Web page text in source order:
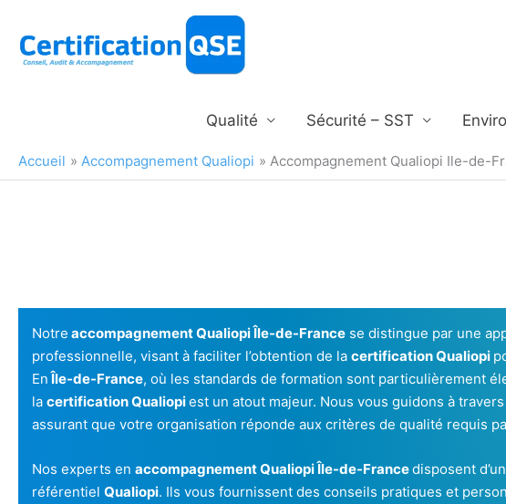
contenu
Qualité Sécurité – SST
Accueil Accompagnement Qualiopi Accompagnement Qualiopi Ile-de-
Notre accompagnement Qualiopi Île-de-France se distingue par une
professionnelle, visant à faciliter l’obtention de la certification Qualiopi
EnÎle-de-France, où les standards de formation sont particulièrement
la certification Qualiopiest un atout majeur. Nous vous guidons à
assurant que votre organisation réponde aux critères de qualité requis
Nos experts en accompagnement Qualiopi Île-de-Francedisposent
référentiel Qualiopi. Ils vous fournissent des conseils pratiques et